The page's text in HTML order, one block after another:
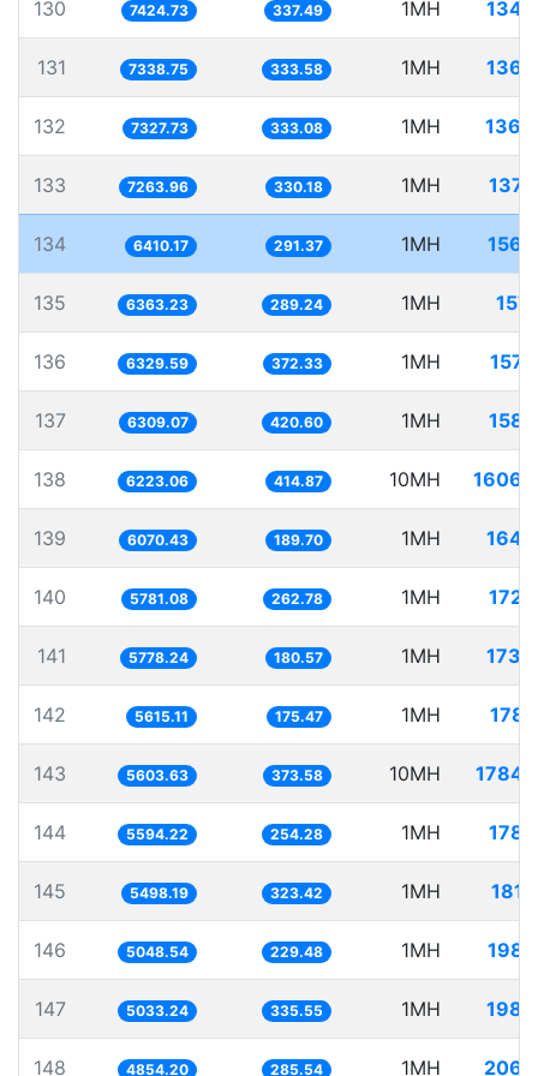
130 7424.73 337.49 1MH
131 7338.75 333.58 1MH
132 7327.73 333.08 1MH
133 7263.96 330.18 1MH
134 6410.17 291.37 1MH
135 6363.23 289.24 1MH
136 6329.59 372.33 1MH
137 6309.07 420.60 1MH
138 6223.06 414.87 10MH
139 6070.43 189.70 1MH
140 5781.08 262.78 1MH
141 5778.24 180.57 1MH
142 5615.11 175.47 1MH
143 5603.63 373.58 10MH
144 5594.22 254.28 1MH
145 5498.19 323.42 1MH
146 5048.54 229.48 1MH
147 5033.24 335.55 1MH
148 4854.20 285.54 1MH